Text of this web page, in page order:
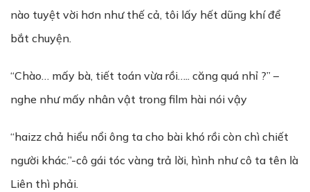
nào tuyệt vời hơn như thế cả, tôi lấy hết dũng khí để
bắt chuyện.
“Chào… mấy bà, tiết toán vừa rồi….. căng quá nhỉ ?” –
nghe như mấy nhân vật trong film hài nói vậy
“haizz chả hiểu nổi ông ta cho bài khó rồi còn chì chiết
người khác.”-cô gái tóc vàng trả lời, hình như cô ta tên là
Liên thì phải.